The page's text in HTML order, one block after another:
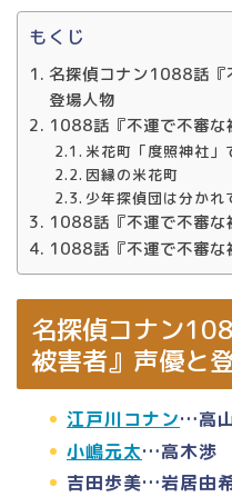
もくじ
名探偵コナン1088話『
登場人物
1088話『不運で不審な
米花町「度照神社」
因縁の米花町
少年探偵団は分か
1088話『不運で不審な
1088話『不運で不審な
名探偵コナン
被害者』声優と
江戸川コナン…高
小嶋元太…高木渉
吉田歩美…岩居由